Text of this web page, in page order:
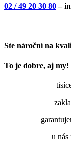
02 / 49 20 30 80–
Ste nároční na
To je dobre, aj my!
u nás